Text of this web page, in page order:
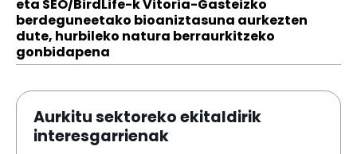
eta SEO/BirdLife-k Vitoria-Gasteizko
berdeguneetako bioaniztasuna aurkezten
dute, hurbileko natura berraurkitzeko
gonbidapena
Aurkitu sektoreko ekitaldirik
interesgarrienak